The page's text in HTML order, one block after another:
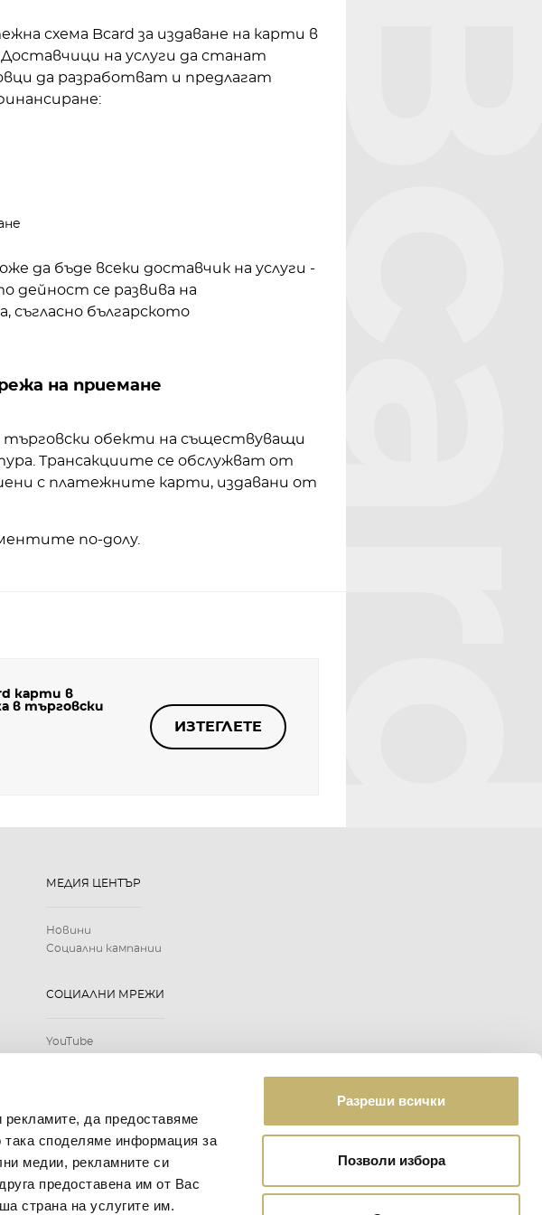
рекламите, да предоставяме
споделяме информация за
медии, рекламните си
предоставена им от Вас
страна на услугите им.
Разреши всички
Позволи избора
схема Bcard за издаване на карти в
на услуги да станат
да разработват и предлагат
да бъде всеки доставчик на услуги -
дейност се развива на
българското
на приемане
търговски обекти на съществуващи
Трансакциите се обслужват от
с платежните карти, издавани от
по-долу.
карти в
в търговски
ИЗТЕГЛЕТЕ
МЕДИЯ ЦЕНТЪР
Новини
Социални кампании
СОЦИАЛНИ МРЕЖИ
YouTube